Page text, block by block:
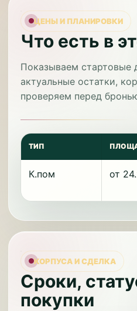
ЦЕНЫ И ПЛАНИРОВКИ
Что есть в
Показываем стартовые
актуальные остатки,
проверяем перед
ТИП
К.пом от
КОРПУСА И СДЕЛКА
Сроки,
покупки